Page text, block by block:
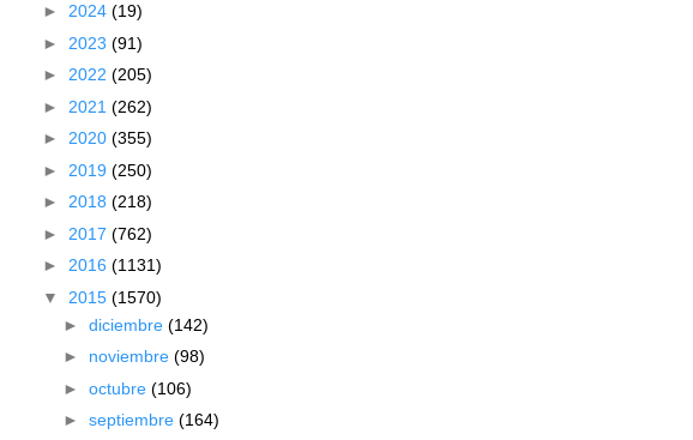
► 2024 (19)
► 2023 (91)
► 2022 (205)
► 2021 (262)
► 2020 (355)
► 2019 (250)
► 2018 (218)
► 2017 (762)
► 2016 (1131)
▼ 2015 (1570)
► diciembre (142)
► noviembre (98)
► octubre (106)
► septiembre (164)